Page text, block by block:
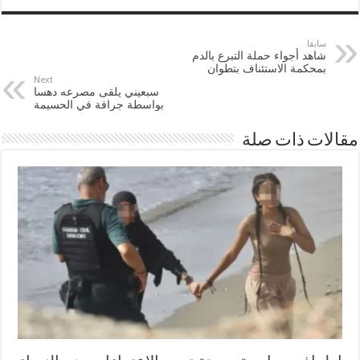
سابقا
شاهد أجواء حملة التبرع بالدم
بمحكمة الاستئناف بتطوان
Next
سبعيني يلقى مصرعه دهسا
بواسطة جرافة في الحسيمة
مقالات ذات صلة